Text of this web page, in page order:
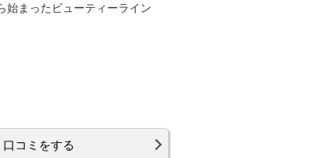
始まったビューティーライン
口コミをする